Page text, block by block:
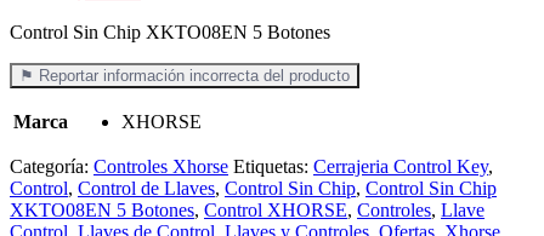
Control Sin Chip XKTO08EN 5 Botones
⚑ Reportar información incorrecta del producto
Marca XHORSE
Categoría: Controles Xhorse Etiquetas: Cerrajeria Control Key,
Control, Control de Llaves, Control Sin Chip, Control Sin Chip
XKTO08EN 5 Botones, Control XHORSE, Controles, Llave
Control Llaves de Control Llaves y Controles Ofertas Xhorse